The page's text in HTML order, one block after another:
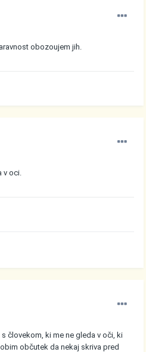
obozoujem jih.
v oci.
človekom, ki me ne gleda v oči, ki
občutek da nekaj skriva pred